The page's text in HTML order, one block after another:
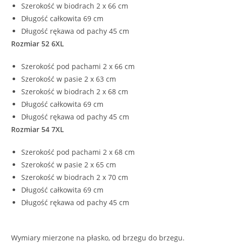
Szerokość w biodrach 2 x 66 cm
Długość całkowita 69 cm
Długość rękawa od pachy 45 cm
Rozmiar 52 6XL
Szerokość pod pachami 2 x 66 cm
Szerokość w pasie 2 x 63 cm
Szerokość w biodrach 2 x 68 cm
Długość całkowita 69 cm
Długość rękawa od pachy 45 cm
Rozmiar 54 7XL
Szerokość pod pachami 2 x 68 cm
Szerokość w pasie 2 x 65 cm
Szerokość w biodrach 2 x 70 cm
Długość całkowita 69 cm
Długość rękawa od pachy 45 cm
Wymiary mierzone na płasko, od brzegu do brzegu.